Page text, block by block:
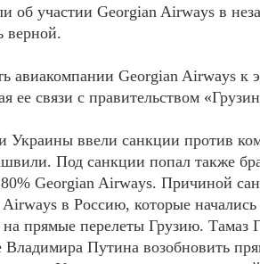
об участии Georgian Airways в
верной.
авиакомпании Georgian Airways к
ее связи с правительством
Украины ввели санкции против
Под санкции попал также
Georgian Airways. Причиной
в Россию, которые начались
на прямые перелеты Грузию.
Владимира Путина возобновить